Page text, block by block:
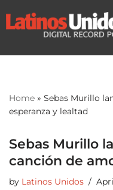
Skip
Home » Sebas Murillo
esperanza y lealtad
Sebas Murillo
canción de
by Latinos Unidos